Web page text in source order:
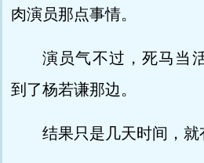
肉演员那点事情。
演员气不过，死马当
到了杨若谦那边。
结果只是几天时间，就